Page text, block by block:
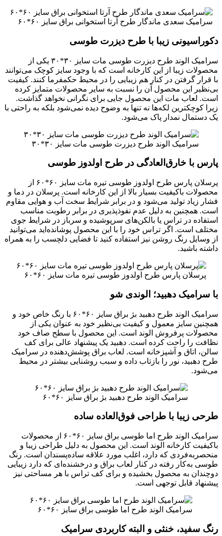
سرامیک سعدی ماندگار طرح آرتا استخوانی براق سایز ۶۰*۶۰
دکوراسیونی زیبا با طرح دیزرت طوسی
سرامیک الوند طرح دیزرت طوسی مات سایز ۳۰*۳۰ یکی از
محصولات زیبا از این کارخانه است که با وجود سایز کوچک می‌توانند
با قرار گرفتن در کنار هم زیبایی را در محیط حکمفرما کنند. کیفیت
بی‌نظیر این محصول آن را نسبت به سایر محصولات متمایز کرده
است. لعاب مات این محصول جایی برای نگرانی نخواهد گذاشت.
زیرا کوچکترین لکه‌ها نه تنها به وضوح دیده نمی‌شود بلکه به راحتی با
یک دستمال نمدار پاک می‌شود.
سرامیک الوند طرح دیزرت طوسی مات سایز ۳۰*۳۰
پارس با خارق‌العادگی در طرح اولدوز طوسی
پرسلان پارس طرح اولدوز طوسی تیره مات سایز ۶۰*۶۰ از
محصولات باکیفیت بسیار بالا از این کارخانه است. پرسلان در دما و
فشار زیاد تولید می‌شود و در برابر شرایط سخت آب و هوایی مقاوم
است. همچنین به دلیل عدم نفوذپذیری در برابر رطوبت مناسب
استفاده در تراس‌ یا بالکن‌های سرپوشیده و سرباز در شرایط جوی
مختلف است. اگر تراس خود را با این محصول پوشانده‌اید می‌توانید
از وسایل رنگ روشن نیز استفاده کنید تا فضایی دلچسب را به همراه
داشته باشید.
پرسلان پارس طرح اولدوز طوسی تیره مات سایز ۶۰*۶۰
با سرامیک دهبید؛ الوندی شو
سرامیک الوند طرح دهبید بژ براق سایز ۶۰*۶۰ با رنگ خاص خود و
همچنین سایز معمول و کیفیت بی‌نظیر خود به عنوان یکی از
محصولات پرفروش الوند است. این محصول با سطح صاف خود
نظافت را راحت کرده است. دهبید یک پیشنهاد عالی برای کف
سالن، اتاق و آشپزخانه است. لعاب براق پوشش‌دهنده در سرامیک
طرح دهبید، نور را بازتاب داده و سبب روشنایی بیشتر در محیط
می‌شود.
سرامیک الوند طرح دهبید بژ براق سایز ۶۰*۶۰
طرحی زیبا با طراحی فوق‌العاده ساده
سرامیک الوند طرح اما طوسی براق سایز ۶۰*۶۰ از محصولات
باکیفیت کارخانه الوند است. این محصول به دلیل طراحی زیبا و
منحصربه‌فردی که دارد، اغلب مورد علاقه ساده‌پسندان است. رنگ
طوسی به‌کار رفته در کنار لعاب براق و درخشنده‌ای که دارد زیبایی
دوچندان به محصول بخشیده و برای کف تراس با هر مساحتی نیز
پیشنهاد قابل توجهی است.
سرامیک الوند طرح اما طوسی براق سایز ۶۰*۶۰
رنگ سفید، خنثی و البته کاربردی سرامیک